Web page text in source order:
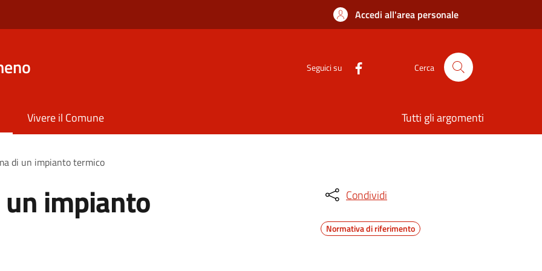
Accedi all'area personale
Seguici su Cerca
Vivere il Comune Tutti gli argomenti
di un impianto termico
impianto Condividi
Normativa di riferimento